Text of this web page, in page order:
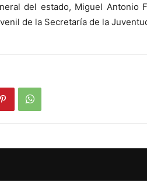
del estado, Miguel Antonio
de la Secretaría de la